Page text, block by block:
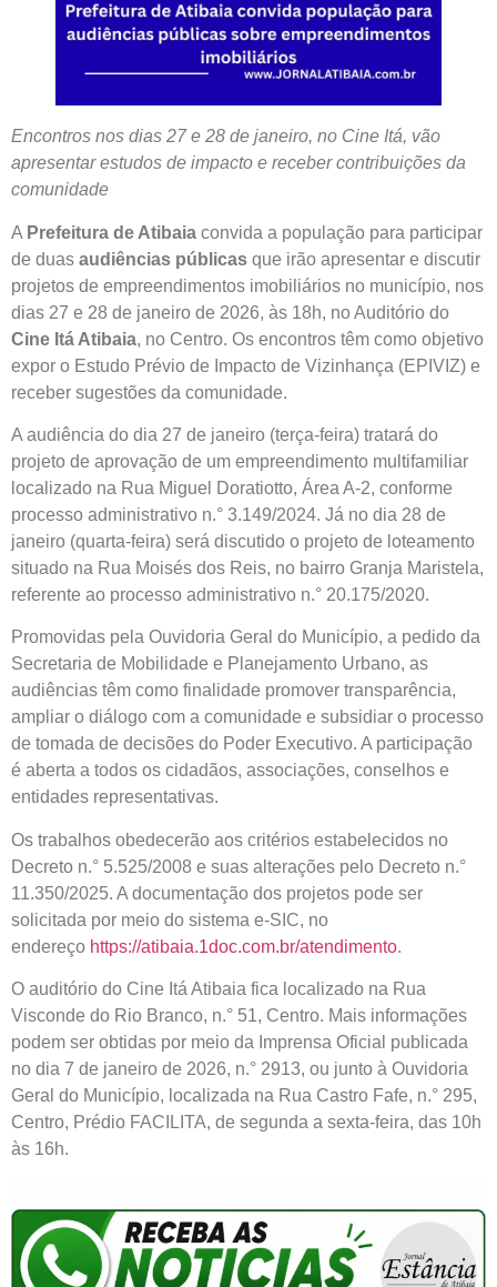
Encontros nos dias 27 e 28 de janeiro, no Cine Itá, vão
apresentar estudos de impacto e receber contribuições da
comunidade
A Prefeitura de Atibaia convida a população para participar
de duas audiências públicas que irão apresentar e discutir
projetos de empreendimentos imobiliários no município, nos
dias 27 e 28 de janeiro de 2026, às 18h, no Auditório do
Cine Itá Atibaia, no Centro. Os encontros têm como objetivo
expor o Estudo Prévio de Impacto de Vizinhança (EPIVIZ) e
receber sugestões da comunidade.
A audiência do dia 27 de janeiro (terça-feira) tratará do
projeto de aprovação de um empreendimento multifamiliar
localizado na Rua Miguel Doratiotto, Área A-2, conforme
processo administrativo n.° 3.149/2024. Já no dia 28 de
janeiro (quarta-feira) será discutido o projeto de loteamento
situado na Rua Moisés dos Reis, no bairro Granja Maristela,
referente ao processo administrativo n.° 20.175/2020.
Promovidas pela Ouvidoria Geral do Município, a pedido da
Secretaria de Mobilidade e Planejamento Urbano, as
audiências têm como finalidade promover transparência,
ampliar o diálogo com a comunidade e subsidiar o processo
de tomada de decisões do Poder Executivo. A participação
é aberta a todos os cidadãos, associações, conselhos e
entidades representativas.
Os trabalhos obedecerão aos critérios estabelecidos no
Decreto n.° 5.525/2008 e suas alterações pelo Decreto n.°
11.350/2025. A documentação dos projetos pode ser
solicitada por meio do sistema e-SIC, no
endereço https://atibaia.1doc.com.br/atendimento.
O auditório do Cine Itá Atibaia fica localizado na Rua
Visconde do Rio Branco, n.° 51, Centro. Mais informações
podem ser obtidas por meio da Imprensa Oficial publicada
no dia 7 de janeiro de 2026, n.° 2913, ou junto à Ouvidoria
Geral do Município, localizada na Rua Castro Fafe, n.° 295,
Centro, Prédio FACILITA, de segunda a sexta-feira, das 10h
às 16h.